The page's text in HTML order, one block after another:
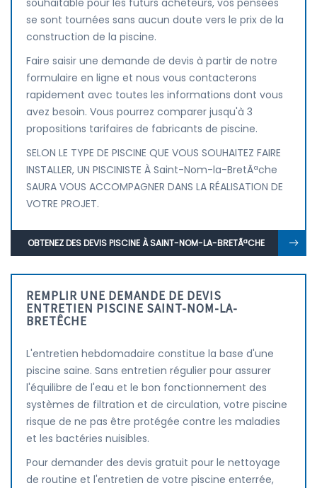
souhaitable pour les futurs acheteurs, vos pensées
se sont tournées sans aucun doute vers le prix de la
construction de la piscine.
Faire saisir une demande de devis à partir de notre
formulaire en ligne et nous vous contacterons
rapidement avec toutes les informations dont vous
avez besoin. Vous pourrez comparer jusqu'à 3
propositions tarifaires de fabricants de piscine.
SELON LE TYPE DE PISCINE QUE VOUS SOUHAITEZ FAIRE
INSTALLER, UN PISCINISTE À Saint-Nom-la-BretÃªche
SAURA VOUS ACCOMPAGNER DANS LA RÉALISATION DE
VOTRE PROJET.
OBTENEZ DES DEVIS PISCINE À SAINT-NOM-LA-BRETÃªCHE
REMPLIR UNE DEMANDE DE DEVIS
ENTRETIEN PISCINE SAINT-NOM-LA-
BRETÊCHE
L'entretien hebdomadaire constitue la base d'une
piscine saine. Sans entretien régulier pour assurer
l'équilibre de l'eau et le bon fonctionnement des
systèmes de filtration et de circulation, votre piscine
risque de ne pas être protégée contre les maladies
et les bactéries nuisibles.
Pour demander des devis gratuit pour le nettoyage
de routine et l'entretien de votre piscine enterrée,